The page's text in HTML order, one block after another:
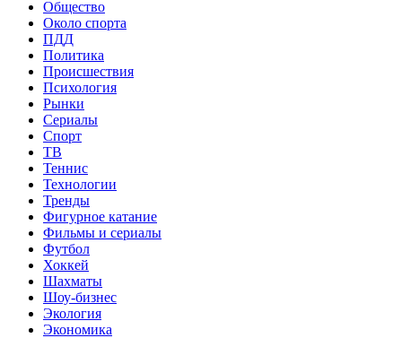
Общество
Около спорта
ПДД
Политика
Происшествия
Психология
Рынки
Сериалы
Спорт
ТВ
Теннис
Технологии
Тренды
Фигурное катание
Фильмы и сериалы
Футбол
Хоккей
Шахматы
Шоу-бизнес
Экология
Экономика